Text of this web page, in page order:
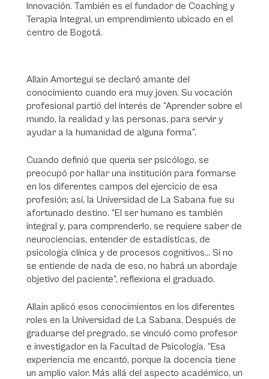
Innovación. También es el fundador de Coaching y
Terapia Integral, un emprendimiento ubicado en el
centro de Bogotá.
Allain Amortegui se declaró amante del
conocimiento cuando era muy joven. Su vocación
profesional partió del interés de “Aprender sobre el
mundo, la realidad y las personas, para servir y
ayudar a la humanidad de alguna forma”.
Cuando definió que quería ser psicólogo, se
preocupó por hallar una institución para formarse
en los diferentes campos del ejercicio de esa
profesión; así, la Universidad de La Sabana fue su
afortunado destino. “El ser humano es también
integral y, para comprenderlo, se requiere saber de
neurociencias, entender de estadísticas, de
psicología clínica y de procesos cognitivos… Si no
se entiende de nada de eso, no habrá un abordaje
objetivo del paciente”, reflexiona el graduado.
Allain aplicó esos conocimientos en los diferentes
roles en la Universidad de La Sabana. Después de
graduarse del pregrado, se vinculó como profesor
e investigador en la Facultad de Psicología. “Esa
experiencia me encantó, porque la docencia tiene
un amplio valor. Más allá del aspecto académico, un